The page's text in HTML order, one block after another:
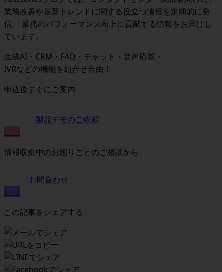
業務改善や最新トレンドに関する役立つ情報を定期的に発
信。 業務のパフォーマンス向上に貢献する情報をお届けし
ています。
生成AI・CRM・FAQ・チャット・音声応答・
IVRなどの機能を組合せ自由！
申込後すぐにご案内
製品デモのご依頼
情報収集中のお困りごとのご相談から
お問合わせ
この記事をシェアする